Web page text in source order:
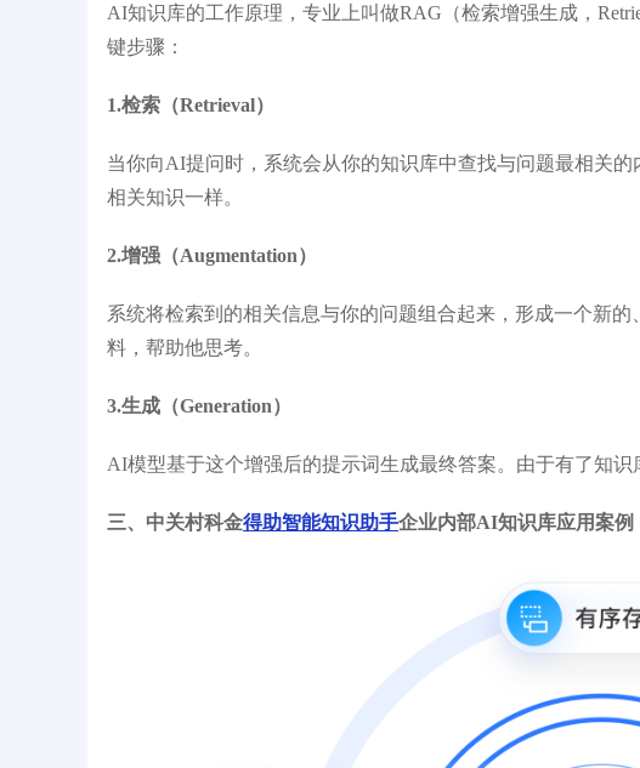
AI知识库的工作原理，专业上叫做RAG（检索增强生成，
键步骤：
1.检索（Retrieval）
当你向AI提问时，系统会从你的知识库中查找与问题最相关
相关知识一样。
2.增强（Augmentation）
系统将检索到的相关信息与你的问题组合起来，形成一个新
料，帮助他思考。
3.生成（Generation）
AI模型基于这个增强后的提示词生成最终答案。由于有了知
三、中关村科金得助智能知识助手企业内部AI知识库应用案例